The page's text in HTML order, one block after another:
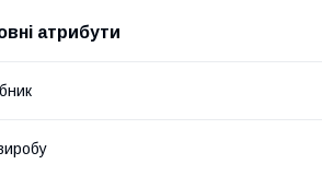
атрибути